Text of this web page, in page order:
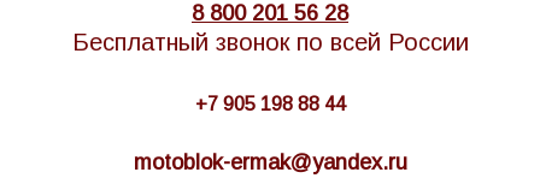
8 800 201 56 28
Бесплатный звонок по всей России
+7 905 198 88 44
motoblok-ermak@yandex.ru